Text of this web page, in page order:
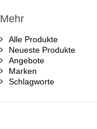
Mehr
Alle Produkte
Neueste Produkte
Angebote
Marken
Schlagworte